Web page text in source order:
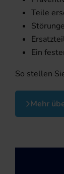
Teile
Ein
So stellen
Mehr